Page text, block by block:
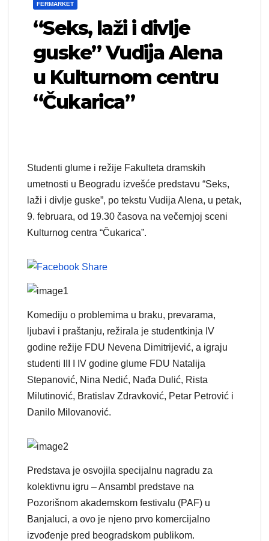
FERMARKET
“Seks, laži i divlje
guske” Vudija Alena
u Kulturnom centru
“Čukarica”
Studenti glume i režije Fakulteta dramskih
umetnosti u Beogradu izvešće predstavu “Seks,
laži i divlje guske”, po tekstu Vudija Alena, u petak,
9. februara, od 19.30 časova na večernjoj sceni
Kulturnog centra “Čukarica”.
Komediju o problemima u braku, prevarama,
ljubavi i praštanju, režirala je studentkinja IV
godine režije FDU Nevena Dimitrijević, a igraju
studenti III I IV godine glume FDU Natalija
Stepanović, Nina Nedić, Nađa Dulić, Rista
Milutinović, Bratislav Zdravković, Petar Petrović i
Danilo Milovanović.
Predstava je osvojila specijalnu nagradu za
kolektivnu igru – Ansambl predstave na
Pozorišnom akademskom festivalu (PAF) u
Banjaluci, a ovo je njeno prvo komercijalno
izvođenje pred beogradskom publikom.